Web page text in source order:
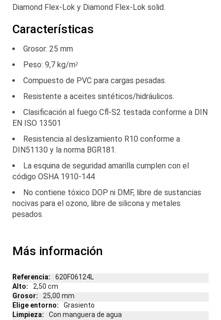
Diamond Flex-Lok y Diamond Flex-Lok solid.
Características
Grosor: 25 mm
Peso: 9,7 kg/m²
Compuesto de PVC para cargas pesadas.
Resistente a aceites sintéticos/hidráulicos.
Clasificación al fuego Cfl-S2 testada conforme a DIN
EN ISO 13501
Resistencia al deslizamiento R10 conforme a
DIN51130 y la norma BGR181.
La esquina de seguridad amarilla cumplen con el
código OSHA 1910-144
No contiene tóxico DOP ni DMF, libre de sustancias
nocivas para el ozono, libre de silicona y metales
pesados.
Más información
Más
información
620F06124L
2,50 cm
25,00 mm
Grasiento
Con manguera de agua